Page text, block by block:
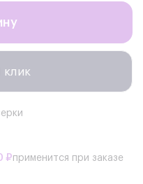
клик
₽применится при заказе